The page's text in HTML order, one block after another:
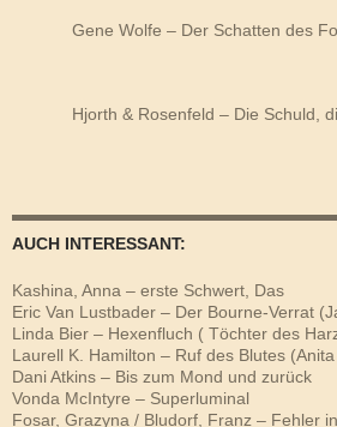
Gene Wolfe – Der Schatten des
Hjorth & Rosenfeld – Die Schuld,
AUCH INTERESSANT:
Kashina, Anna – erste Schwert, Das
Eric Van Lustbader – Der Bourne-Verrat
Linda Bier – Hexenfluch ( Töchter des
Laurell K. Hamilton – Ruf des Blutes
Dani Atkins – Bis zum Mond und zurück
Vonda McIntyre – Superluminal
Fosar, Grazyna / Bludorf, Franz – Fehler